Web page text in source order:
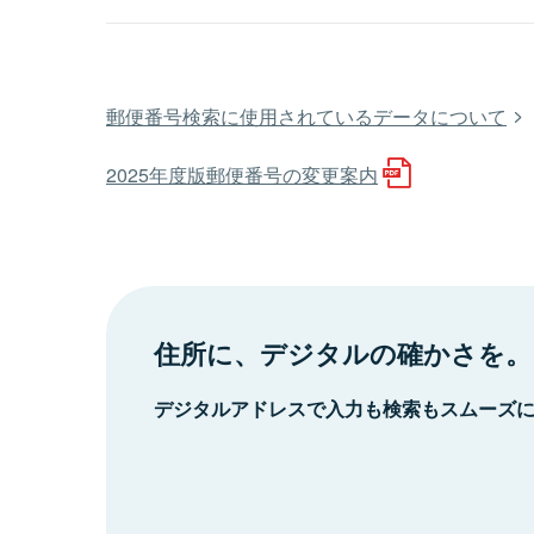
郵便番号検索に使用されているデータについて
2025年度版郵便番号の変更案内
住所に、デジタルの確かさを。
デジタルアドレスで入力も検索もスムーズ